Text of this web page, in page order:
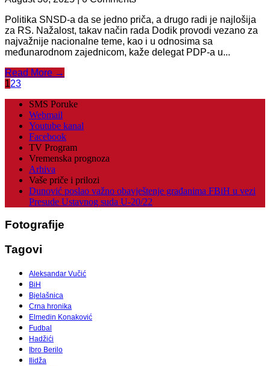
Politika SNSD-a da se jedno priča, a drugo radi je najlošija
za RS. Nažalost, takav način rada Dodik provodi vezano za
najvažnije nacionalne teme, kao i u odnosima sa
međunarodnom zajednicom, kaže delegat PDP-a u...
Read More →
123
SMS Poruke
Webmail
Youtube kanal
Facebook
TV Program
Vremenska prognoza
Arhiva
Vaše priče i prilozi
Dunović poslao važno obavještenje građanima FBiH u vezi
Presude Ustavnog suda U-20/22
Fotografije
Tagovi
Aleksandar Vučić
BiH
Bjelašnica
Crna hronika
Elmedin Konaković
Fudbal
Hadžići
Ibro Berilo
Ilidža